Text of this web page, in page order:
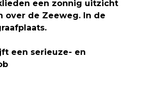
een zonnig uitzicht
over de Zeeweg. In de
een serieuze- en